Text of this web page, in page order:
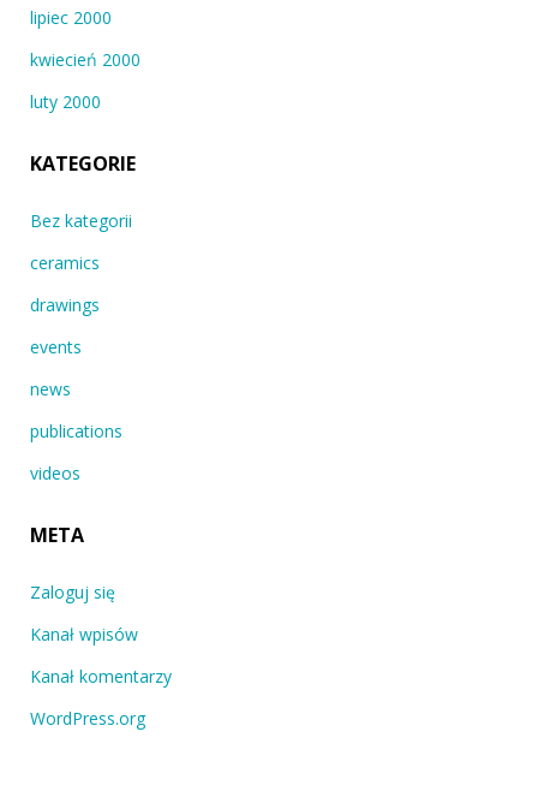
lipiec 2000
kwiecień 2000
luty 2000
KATEGORIE
Bez kategorii
ceramics
drawings
events
news
publications
videos
META
Zaloguj się
Kanał wpisów
Kanał komentarzy
WordPress.org